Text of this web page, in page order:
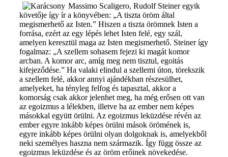
Massimo Scaligero, Rudolf Steiner egyik
követője így ír a könyvében: „A tiszta öröm által
megismerhető az Isten.” Hiszen a tiszta örömnek Isten a
forrása, ezért az egy lépés lehet Isten felé, egy szál,
amelyen keresztül maga az Isten megismerhető. Steiner így
fogalmaz: „A szellem sohasem fejezi ki magát komor
arcban. A komor arc, amíg meg nem tisztul, egoitás
kifejeződése.” Ha valaki elindul a szellemi úton, törekszik
a szellem felé, akkor annyi ajándékban részesülhet,
amelyeket, ha tényleg felfog és tapasztal, akkor a
komorság csak akkor jelenhet meg, ha még erősen ott van
az egoizmus a lélekben, illetve ha az ember nem képes
másokkal együtt örülni. Az egoizmus leküzdése révén az
ember egyre inkább képes örülni mások örömének is,
egyre inkább képes örülni olyan dolgoknak is, amelyekből
neki személyes haszna nem származik. Így függ össze az
egoizmus leküzdése és az öröm erőinek növekedése.